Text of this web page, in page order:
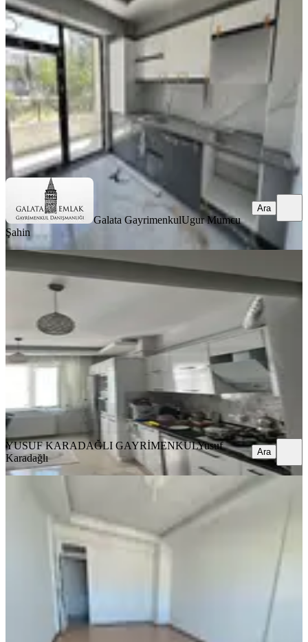
Yeşilyurt, Zaviye Mahallesi
2+1
·110 m²
20.000 ₺
Galata Gayrimenkul Ugur Mumcu Şahin
Ara
Galata GayrimenkulUgur Mumcu
Şahin
Ara
MANZARALI
%6
Yusuf Karadağlı'dan Bostanbaşında
3+1 Kiralık Daire
200 m²·4. Kat 29.07.2026
17.000 ₺ 18.000 ₺
YUSUF KARADAĞLI GAYRİMENKULYusuf Karadağlı
Ara
YUSUF KARADAĞLI GAYRİMENKULYusuf
Karadağlı
Ara
Müdür Grup Emlak'tan Kiralık 3+1
Yeşilyurt, Yakınca Mahallesi
3+1
17.500 ₺